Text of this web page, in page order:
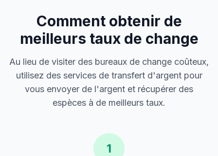
Comment obtenir de
meilleurs taux de change
Au lieu de visiter des bureaux de change coûteux,
utilisez des services de transfert d'argent pour
vous envoyer de l'argent et récupérer des
espèces à de meilleurs taux.
1